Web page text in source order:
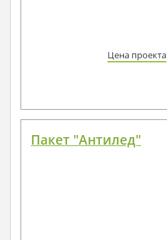
Цена проекта
Пакет "Антилед"